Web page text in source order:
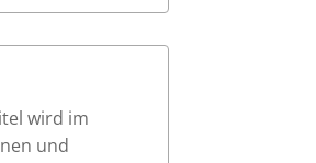
wird im
und